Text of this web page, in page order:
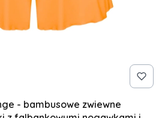
- bambusowe zwiewne